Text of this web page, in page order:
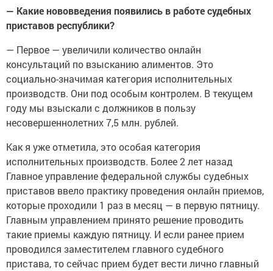
— Какие нововведения появились в работе судебных
приставов республики?
— Первое — увеличили количество онлайн
консультаций по взысканию алиментов. Это
социально-значимая категория исполнительных
производств. Они под особым контролем. В текущем
году мы взыскали с должников в пользу
несовершеннолетних 7,5 млн. рублей.
Как я уже отметила, это особая категория
исполнительных производств. Более 2 лет назад
Главное управление федеральной службы судебных
приставов ввело практику проведения онлайн приемов,
которые проходили 1 раз в месяц — в первую пятницу.
Главным управлением принято решение проводить
такие приемы каждую пятницу. И если ранее прием
проводился заместителем главного судебного
пристава, то сейчас прием будет вести лично главный